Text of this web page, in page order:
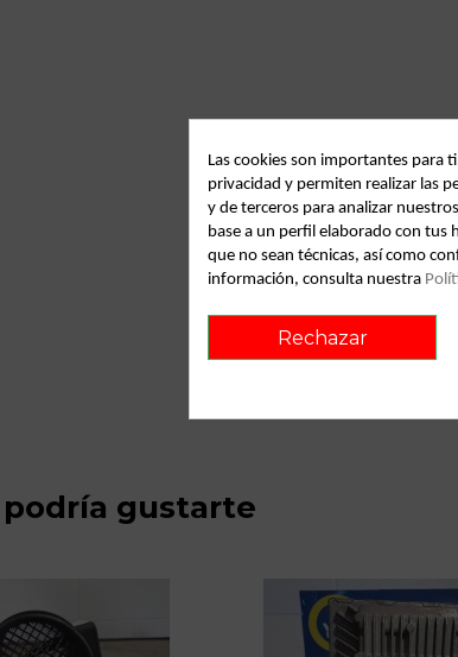
gustarte
Las cookies son importantes para
privacidad y permiten realizar las
y de terceros para analizar
base a un perfil elaborado con tus
que no sean técnicas, así como
información, consulta nuestra
Rechazar